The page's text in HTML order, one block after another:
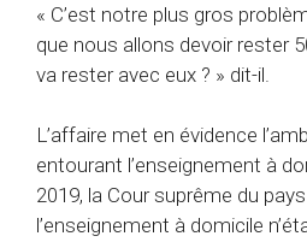
« C’est notre plus gros
que nous allons devoir rester
va rester avec eux ? » dit-il.
L’affaire met en évidence
entourant l’enseignement à
2019, la Cour suprême du
l’enseignement à domicile